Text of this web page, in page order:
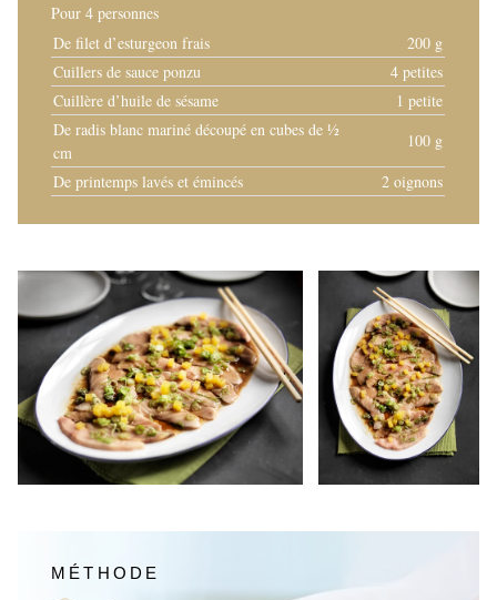
Pour 4 personnes
De filet d’esturgeon frais
200 g
Cuillers de sauce ponzu
4 petites
Cuillère d’huile de sésame
1 petite
De radis blanc mariné découpé en cubes de ½
cm
100 g
De printemps lavés et émincés
2 oignons
MÉTHODE